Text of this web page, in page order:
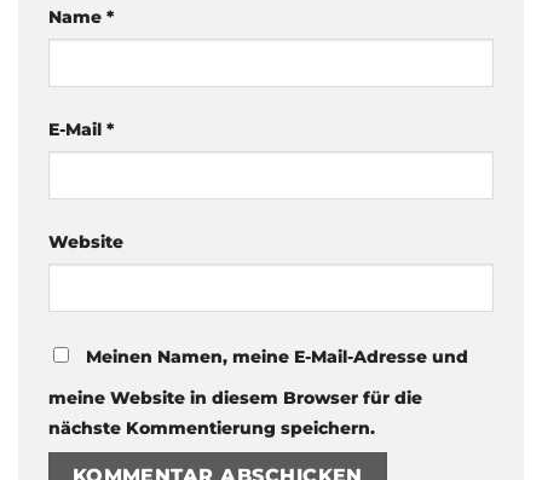
Name *
E-Mail *
Website
Meinen Namen, meine E-Mail-Adresse und
meine Website in diesem Browser für die
nächste Kommentierung speichern.